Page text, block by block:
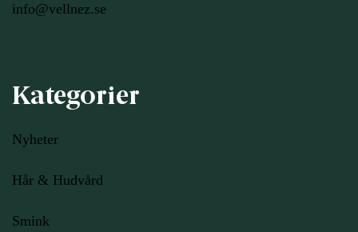
info@vellnez.se
Kategorier
Nyheter
Hår & Hudvård
Smink